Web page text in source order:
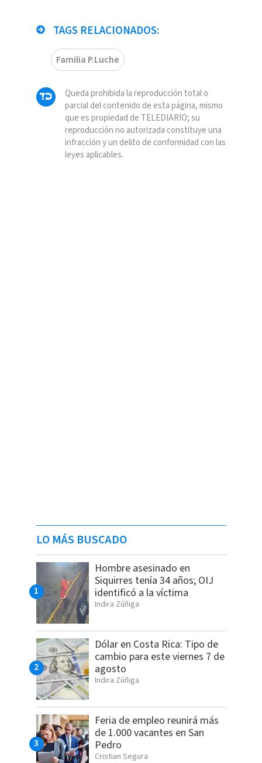
TAGS RELACIONADOS:
Familia P.Luche
Queda prohibida la reproducción total o
parcial del contenido de esta página, mismo
que es propiedad de TELEDIARIO; su
reproducción no autorizada constituye una
infracción y un delito de conformidad con las
leyes aplicables.
LO MÁS BUSCADO
Hombre asesinado en
Siquirres tenía 34 años; OIJ
identificó a la víctima
Indira Zúñiga
Dólar en Costa Rica: Tipo de
cambio para este viernes 7 de
agosto
Indira Zúñiga
Feria de empleo reunirá más
de 1.000 vacantes en San
Pedro
Cristian Segura